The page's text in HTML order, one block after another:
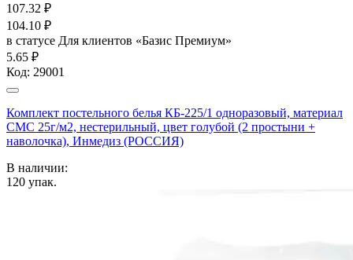
107.32 ₽
104.10 ₽
в статусе Для клиентов «Базис Премиум»
5.65 ₽
Код: 29001
Комплект постельного белья КБ-225/1 одноразовый, материал
СМС 25г/м2, нестерильный, цвет голубой (2 простыни +
наволочка), Инмедиз (РОССИЯ)
В наличии:
120 упак.